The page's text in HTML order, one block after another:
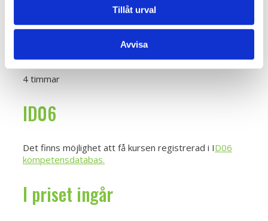
Tillåt urval
Avvisa
dagar på sig att genomföra utbildningen.
Utbildningens längd
4 timmar
ID06
Det finns möjlighet att få kursen registrerad i ID06
kompetensdatabas.
I priset ingår